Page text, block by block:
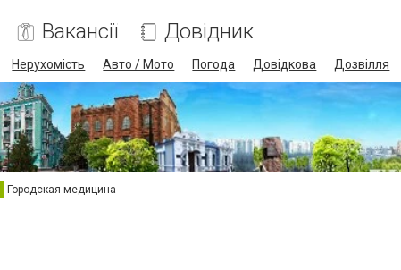
Вакансії Довідник
Нерухомість Авто / Мото Погода Довідкова Дозвілля
Городская медицина